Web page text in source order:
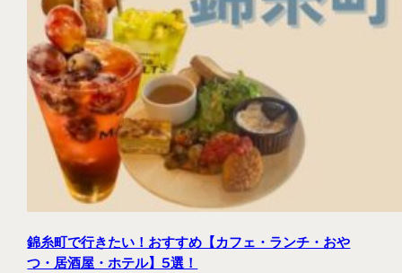
錦糸町で行きたい！おすすめ【カフェ・ランチ・おや
つ・居酒屋・ホテル】5選！